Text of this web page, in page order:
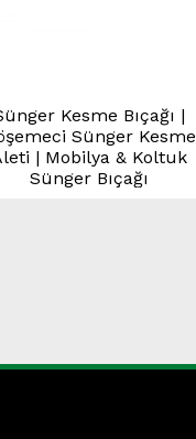
Kesme Bıçağı |
Sünger Kesme
| Mobilya & Koltuk
Sünger Bıçağı